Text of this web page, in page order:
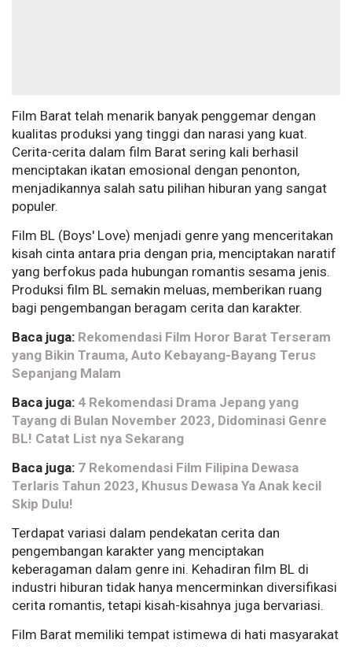
Film Barat telah menarik banyak penggemar dengan
kualitas produksi yang tinggi dan narasi yang kuat.
Cerita-cerita dalam film Barat sering kali berhasil
menciptakan ikatan emosional dengan penonton,
menjadikannya salah satu pilihan hiburan yang sangat
populer.
Film BL (Boys' Love) menjadi genre yang menceritakan
kisah cinta antara pria dengan pria, menciptakan naratif
yang berfokus pada hubungan romantis sesama jenis.
Produksi film BL semakin meluas, memberikan ruang
bagi pengembangan beragam cerita dan karakter.
Baca juga: Rekomendasi Film Horor Barat Terseram
yang Bikin Trauma, Auto Kebayang-Bayang Terus
Sepanjang Malam
Baca juga: 4 Rekomendasi Drama Jepang yang
Tayang di Bulan November 2023, Didominasi Genre
BL! Catat List nya Sekarang
Baca juga: 7 Rekomendasi Film Filipina Dewasa
Terlaris Tahun 2023, Khusus Dewasa Ya Anak kecil
Skip Dulu!
Terdapat variasi dalam pendekatan cerita dan
pengembangan karakter yang menciptakan
keberagaman dalam genre ini. Kehadiran film BL di
industri hiburan tidak hanya mencerminkan diversifikasi
cerita romantis, tetapi kisah-kisahnya juga bervariasi.
Film Barat memiliki tempat istimewa di hati masyarakat